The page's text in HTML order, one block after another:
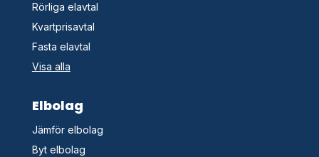
Rörliga elavtal
Kvartprisavtal
Fasta elavtal
Visa alla
Elbolag
Jämför elbolag
Byt elbolag